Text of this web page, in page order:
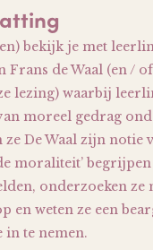
bekijk je met
Frans de Waal (en /
lezing) waarbij
moreel gedrag
De Waal zijn notie
moraliteit’
onderzoeken ze
en weten ze een
in te nemen.